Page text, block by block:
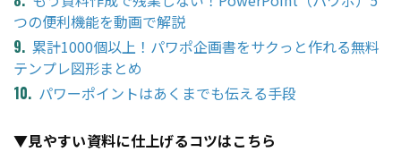
つの便利機能を動画で解説
累計1000個以上！パワポ企画書をサクっと作れる無料
テンプレ図形まとめ
パワーポイントはあくまでも伝える手段
▼見やすい資料に仕上げるコツはこちら